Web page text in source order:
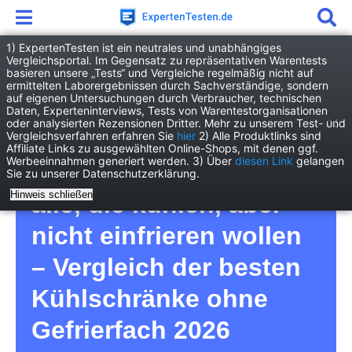
Haushalt
Elektro-Großgeräte
Kühlschrank ohne Gefrierfach
Kühlschrank ohne
Gefrierfach Test – für
alle, die kühlen, aber
nicht einfrieren wollen
– Vergleich der besten
Kühlschränke ohne
Gefrierfach 2026
1) ExpertenTesten ist ein neutrales und unabhängiges
Vergleichsportal. Im Gegensatz zu repräsentativen Warentests
basieren unsere „Tests“ und Vergleiche regelmäßig nicht auf
ermittelten Laborergebnissen durch Sachverständige, sondern
auf eigenen Untersuchungen durch Verbraucher, technischen
Daten, Experteninterviews, Tests von Warentestorganisationen
oder analysierten Rezensionen Dritter. Mehr zu unserem Test- und
Vergleichsverfahren erfahren Sie hier 2) Alle Produktlinks sind
Affiliate Links zu ausgewählten Online-Shops, mit denen ggf.
Werbeeinnahmen generiert werden. 3) Über diesen Link gelangen
Sie zu unserer Datenschutzerklärung.
Hinweis schließen